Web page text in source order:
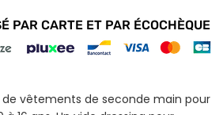
PAR CARTE ET PAR ÉCOCHÈQUE
de vêtements de seconde main pour